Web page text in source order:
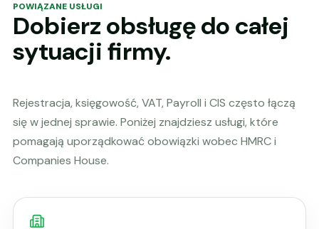
POWIĄZANE USŁUGI
Dobierz obsługę do całej
sytuacji firmy.
Rejestracja, księgowość, VAT, Payroll i CIS często łączą
się w jednej sprawie. Poniżej znajdziesz usługi, które
pomagają uporządkować obowiązki wobec HMRC i
Companies House.